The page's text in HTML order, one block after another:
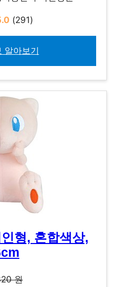
(291)
알아보기
형, 혼합색상,
원